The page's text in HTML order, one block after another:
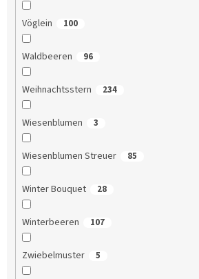
Vöglein 100
Waldbeeren 96
Weihnachtsstern 234
Wiesenblumen 3
Wiesenblumen Streuer 85
Winter Bouquet 28
Winterbeeren 107
Zwiebelmuster 5